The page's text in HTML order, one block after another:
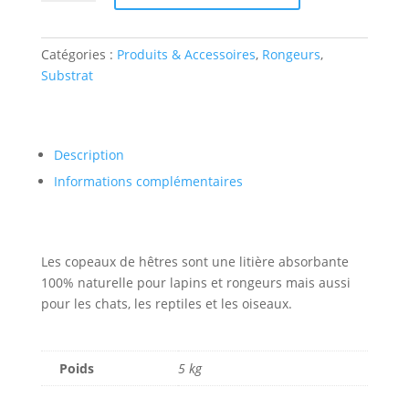
DE
HETRE
5KG
Catégories : Produits & Accessoires, Rongeurs,
Substrat
Description
Informations complémentaires
Les copeaux de hêtres sont une litière absorbante
100% naturelle pour lapins et rongeurs mais aussi
pour les chats, les reptiles et les oiseaux.
Poids 5 kg